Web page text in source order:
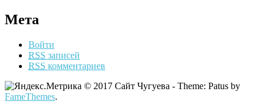
Мета
Войти
RSS записей
RSS комментариев
© 2017 Сайт Чугуева - Theme: Patus by
FameThemes.